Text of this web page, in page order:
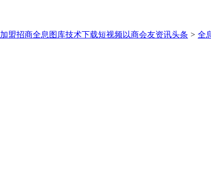
加盟招商全息图库技术下载短视频 以商会友资讯头条 > 全